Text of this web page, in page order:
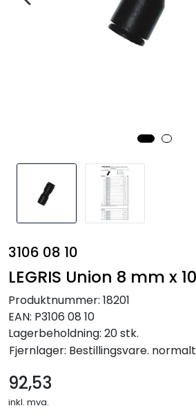
3106 08 10
LEGRIS Union 8 mm x
Produktnummer: 18201
EAN: P3106 08 10
Lagerbeholdning: 20 stk.
Fjernlager: Bestillingsvare.
92,53
inkl. mva.